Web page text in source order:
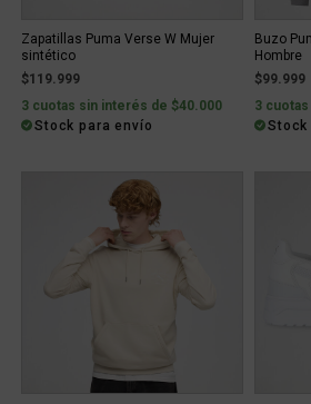
Zapatillas Puma Verse W Mujer
sintético
$119.999
3 cuotas sin interés de $40.000
Stock para envío
Buzo
Hombre
$99.999
3
Stock